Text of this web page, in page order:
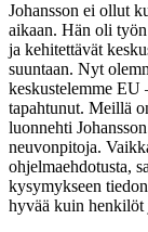
Johansson ei ollut
aikaan. Hän oli
ja kehitettävät
suuntaan. Nyt
keskustelemme EU
tapahtunut. Meillä
luonnehti
neuvonpitoja.
ohjelmaehdotusta,
kysymykseen
hyvää kuin henkilöt